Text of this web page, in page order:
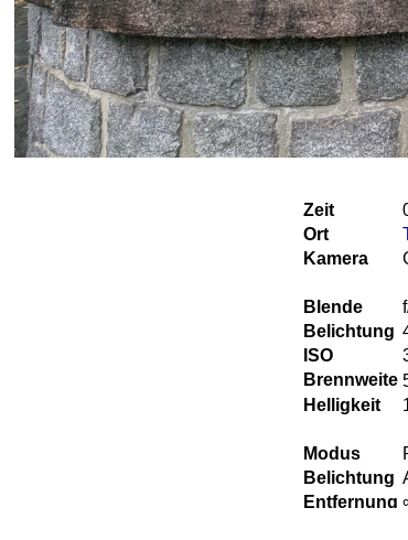
Zeit
Ort
Kamera
Blende
Belichtung
ISO
Brennweite
Helligkeit
Modus
Belichtung
Entfernung